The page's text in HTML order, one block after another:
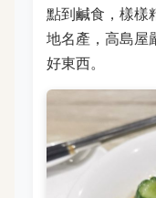
點到鹹食，樣樣
地名產，高島屋
好東西。